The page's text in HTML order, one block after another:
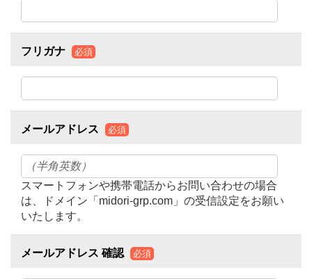
フリガナ 必須
メールアドレス 必須
スマートフォンや携帯電話からお問い合わせの場合
は、ドメイン「midori-grp.com」の受信設定をお願い
いたします。
メールアドレス 確認 必須